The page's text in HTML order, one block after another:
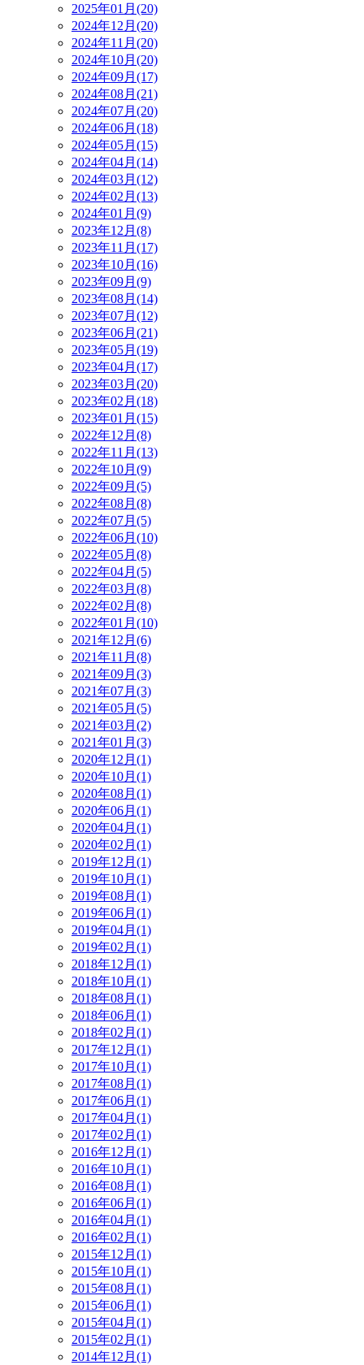
2025年01月(20)
2024年12月(20)
2024年11月(20)
2024年10月(20)
2024年09月(17)
2024年08月(21)
2024年07月(20)
2024年06月(18)
2024年05月(15)
2024年04月(14)
2024年03月(12)
2024年02月(13)
2024年01月(9)
2023年12月(8)
2023年11月(17)
2023年10月(16)
2023年09月(9)
2023年08月(14)
2023年07月(12)
2023年06月(21)
2023年05月(19)
2023年04月(17)
2023年03月(20)
2023年02月(18)
2023年01月(15)
2022年12月(8)
2022年11月(13)
2022年10月(9)
2022年09月(5)
2022年08月(8)
2022年07月(5)
2022年06月(10)
2022年05月(8)
2022年04月(5)
2022年03月(8)
2022年02月(8)
2022年01月(10)
2021年12月(6)
2021年11月(8)
2021年09月(3)
2021年07月(3)
2021年05月(5)
2021年03月(2)
2021年01月(3)
2020年12月(1)
2020年10月(1)
2020年08月(1)
2020年06月(1)
2020年04月(1)
2020年02月(1)
2019年12月(1)
2019年10月(1)
2019年08月(1)
2019年06月(1)
2019年04月(1)
2019年02月(1)
2018年12月(1)
2018年10月(1)
2018年08月(1)
2018年06月(1)
2018年02月(1)
2017年12月(1)
2017年10月(1)
2017年08月(1)
2017年06月(1)
2017年04月(1)
2017年02月(1)
2016年12月(1)
2016年10月(1)
2016年08月(1)
2016年06月(1)
2016年04月(1)
2016年02月(1)
2015年12月(1)
2015年10月(1)
2015年08月(1)
2015年06月(1)
2015年04月(1)
2015年02月(1)
2014年12月(1)